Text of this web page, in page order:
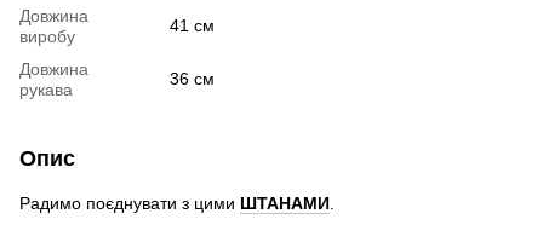
Довжина
виробу
41 см
Довжина
рукава
36 см
Опис
Радимо поєднувати з цими ШТАНАМИ.